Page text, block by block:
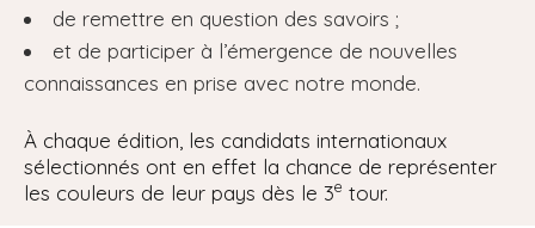
de remettre en question des savoirs ;
et de participer à l’émergence de nouvelles
connaissances en prise avec notre monde.
À chaque édition, les candidats internationaux
sélectionnés ont en effet la chance de représenter
les couleurs de leur pays dès le 3e tour.